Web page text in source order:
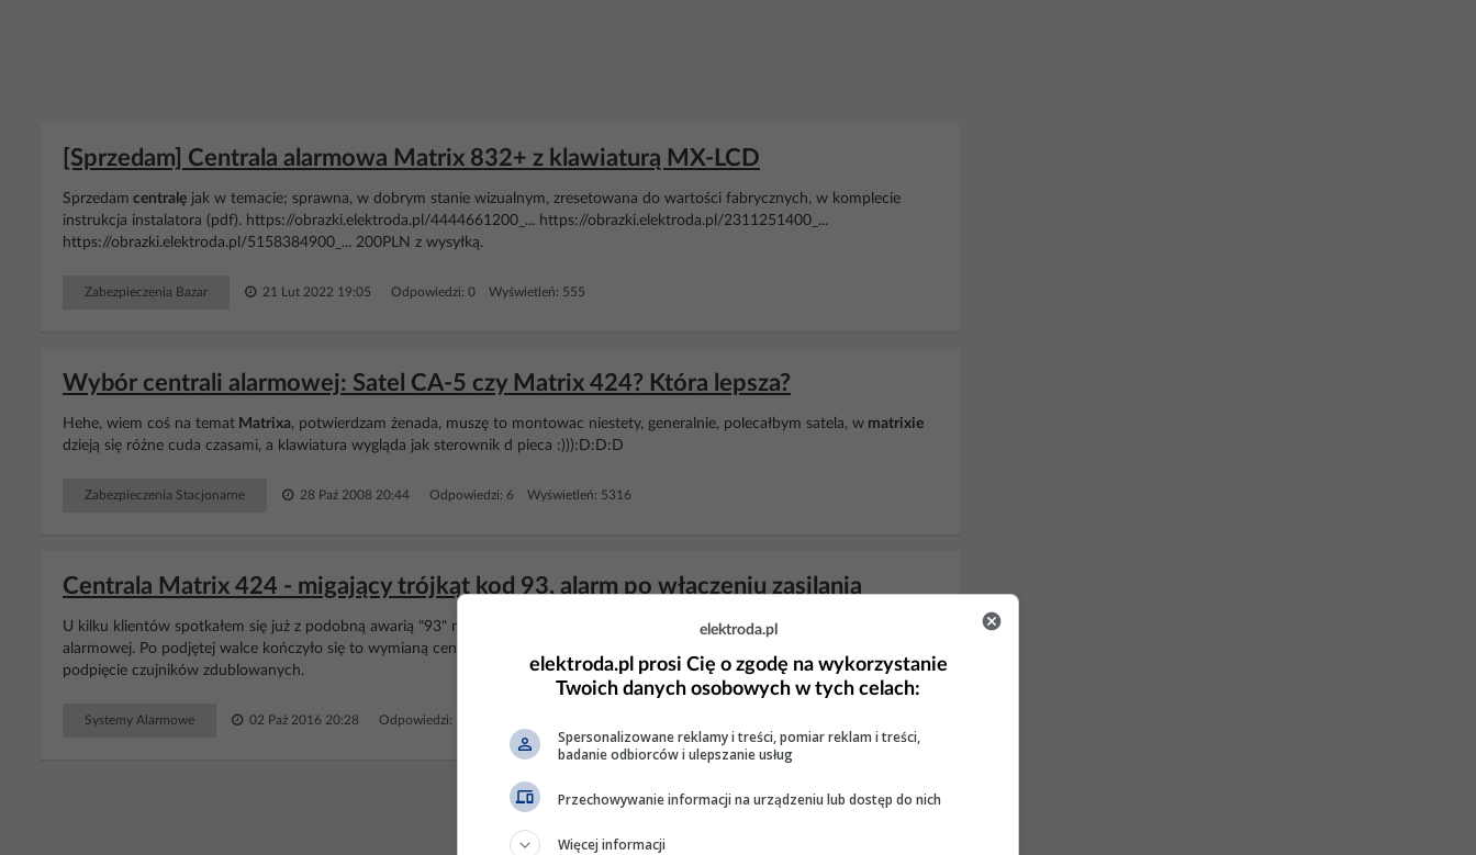
[Sprzedam] Centrala alarmowa Matrix 832+ z klawiaturą MX-LCD
Sprzedam centralę jak w temacie; sprawna, w dobrym stanie wizualnym, zresetowana do wartości fabrycznych, w komplecie
instrukcja instalatora (pdf). https://obrazki.elektroda.pl/4444661200_... https://obrazki.elektroda.pl/2311251400_...
https://obrazki.elektroda.pl/5158384900_... 200PLN z wysyłką.
Zabezpieczenia Bazar 21 Lut 2022 19:05 Odpowiedzi: 0 Wyświetleń: 555
Wybór centrali alarmowej: Satel CA-5 czy Matrix 424? Która lepsza?
Hehe, wiem coś na temat Matrixa, potwierdzam żenada, muszę to montowac niestety, generalnie, polecałbym satela, w matrixie
dzieją się różne cuda czasami, a klawiatura wygląda jak sterownik d pieca :))):D:D:D
Zabezpieczenia Stacjonarne 28 Paź 2008 20:44 Odpowiedzi: 6 Wyświetleń: 5316
Centrala Matrix 424 - migający trójkąt kod 93, alarm po włączeniu zasilania
U kilku klientów spotkałem się już z podobną awarią "93" niestety skutkowało to brakiem ładowania akumulatora w
alarmowej. Po podjętej walce kończyło się to wymianą centralki na mniej awaryjny model. Na szczęście okablowanie pozwalało na
podpięcie czujników zdublowanych.
Systemy Alarmowe 02 Paź 2016 20:28 Odpowiedzi: 11 Wyświetleń: 2931
REKLAMA
elektroda.pl
elektroda.pl prosi Cię o zgodę na wykorzystanie
Twoich danych osobowych w tych celach:
Spersonalizowane reklamy i treści, pomiar reklam i treści,
badanie odbiorców i ulepszanie usług
Przechowywanie informacji na urządzeniu lub dostęp do nich
Więcej informacji